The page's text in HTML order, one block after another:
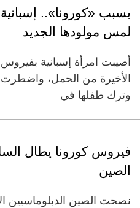
بسبب «كورونا»..
لمس مولودها الجديد
أصيبت امرأة إسبانية
الأخيرة من الحمل،
وترك طفلها في
فيروس كورونا يطال
الصين
نصحت الصين الدبلوماسيين